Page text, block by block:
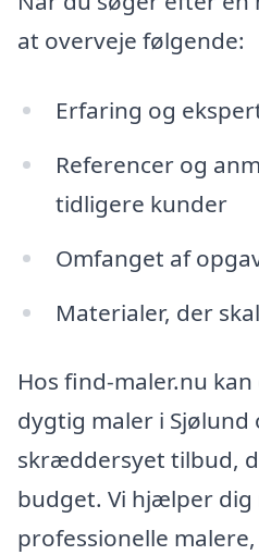
at overveje følgende:
Erfaring og
Referencer og
tidligere kunder
Omfanget af
Materialer, der
Hos find-maler.nu
dygtig maler i Sjølund
skræddersyet tilbud,
budget. Vi hjælper dig
professionelle